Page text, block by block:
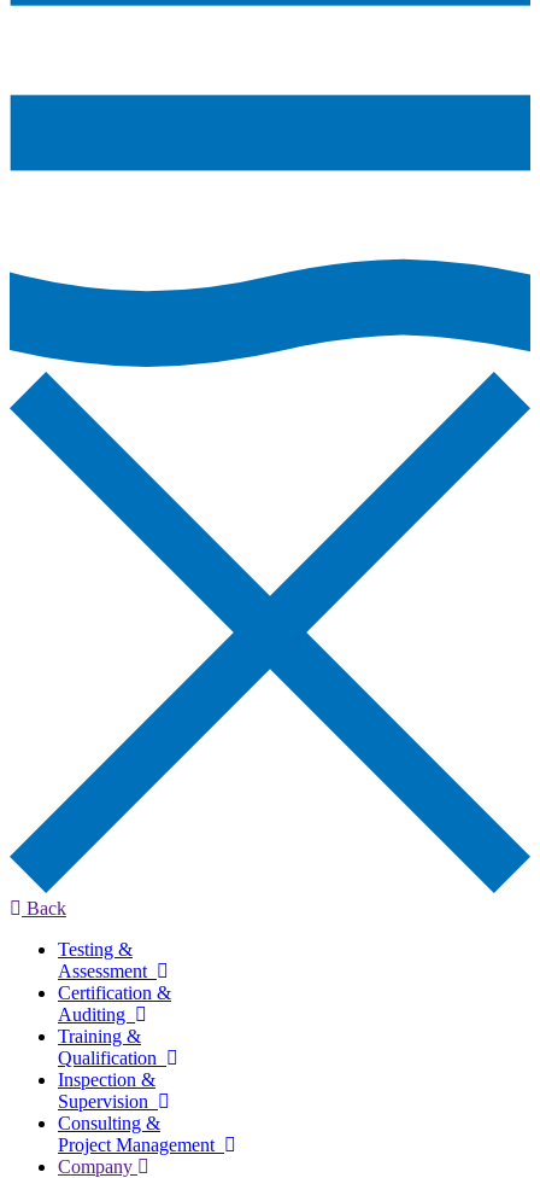
Back
Testing &
Assessment
Certification &
Auditing
Training &
Qualification
Inspection &
Supervision
Consulting &
Project Management
Company